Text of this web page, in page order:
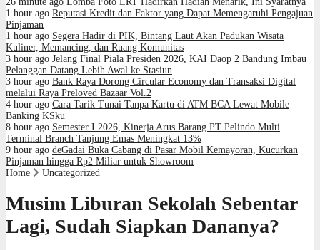
1 hour ago Reputasi Kredit dan Faktor yang Dapat Memengaruhi Pengajuan
Pinjaman
1 hour ago Segera Hadir di PIK, Bintang Laut Akan Padukan Wisata
Kuliner, Memancing, dan Ruang Komunitas
3 hour ago Jelang Final Piala Presiden 2026, KAI Daop 2 Bandung Imbau
Pelanggan Datang Lebih Awal ke Stasiun
3 hour ago Bank Raya Dorong Circular Economy dan Transaksi Digital
melalui Raya Preloved Bazaar Vol.2
4 hour ago Cara Tarik Tunai Tanpa Kartu di ATM BCA Lewat Mobile
Banking KSku
8 hour ago Semester I 2026, Kinerja Arus Barang PT Pelindo Multi
Terminal Branch Tanjung Emas Meningkat 13%
9 hour ago deGadai Buka Cabang di Pasar Mobil Kemayoran, Kucurkan
Pinjaman hingga Rp2 Miliar untuk Showroom
Home
Uncategorized
Musim Liburan Sekolah Sebentar
Lagi, Sudah Siapkan Dananya?